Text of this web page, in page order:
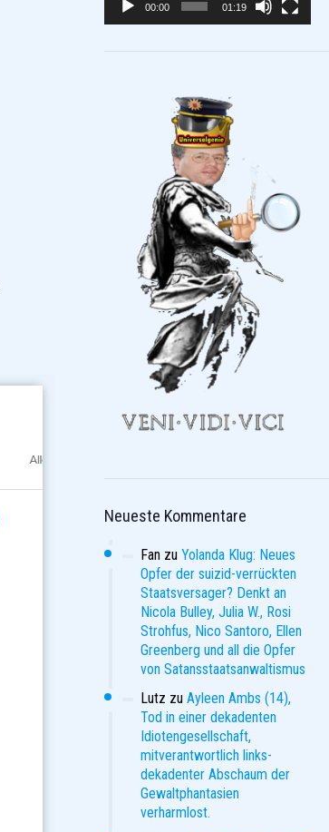
00:00 01:19
Neueste Kommentare
Fan zuYolanda Klug: Neues
Opfer der suizid-verrückten
Staatsversager? Denkt an
Nicola Bulley, Julia W., Rosi
Strohfus, Nico Santoro, Ellen
Greenberg und all die Opfer
von Satansstaatsanwaltismus
Lutz zuAyleen Ambs (14),
Tod in einer dekadenten
Idiotengesellschaft,
mitverantwortlich links-
dekadenter Abschaum der
Gewaltphantasien
verharmlost.